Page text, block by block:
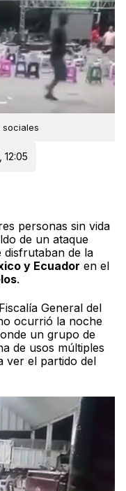
sociales
12:05
personas sin vida
de un ataque
disfrutaban de la
y Ecuador en el
.
General del
ocurrió la noche
un grupo de
de usos múltiples
ver el partido del